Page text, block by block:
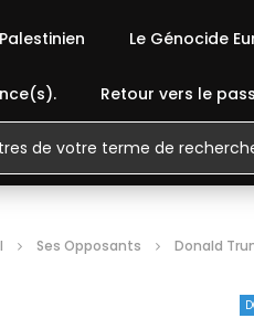
Le Génocide
Retour vers le
Ses Opposants Donald